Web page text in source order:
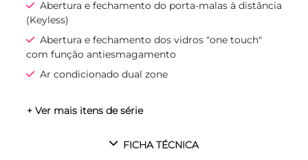
Abertura e fechamento do porta-malas à distância
(Keyless)
Abertura e fechamento dos vidros "one touch"
com função antiesmagamento
Ar condicionado dual zone
+ Ver mais itens de série
FICHA TÉCNICA